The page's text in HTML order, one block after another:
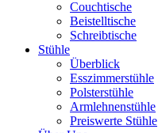
Couchtische
Beistelltische
Schreibtische
Stühle
Überblick
Esszimmerstühle
Polsterstühle
Armlehnenstühle
Preiswerte Stühle